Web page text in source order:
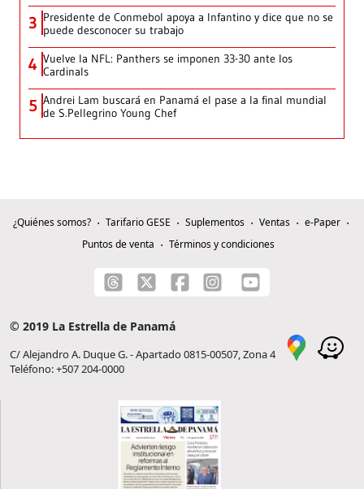
3 Presidente de Conmebol apoya a Infantino y dice que no se
puede desconocer su trabajo
4 Vuelve la NFL: Panthers se imponen 33-30 ante los
Cardinals
5 Andrei Lam buscará en Panamá el pase a la final mundial
de S.Pellegrino Young Chef
¿Quiénes somos? Tarifario GESE Suplementos Ventas
e-Paper
Puntos de venta
Términos y condiciones
© 2019 La Estrella de Panamá
C/ Alejandro A. Duque G. - Apartado 0815-00507, Zona 4
Teléfono: +507 204-0000